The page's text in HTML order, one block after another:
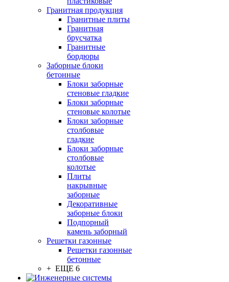
Гранитная продукция
Гранитные плиты
Гранитная
брусчатка
Гранитные
бордюры
Заборные блоки
бетонные
Блоки заборные
стеновые гладкие
Блоки заборные
стеновые колотые
Блоки заборные
столбовые
гладкие
Блоки заборные
столбовые
колотые
Плиты
накрывные
заборные
Декоративные
заборные блоки
Подпорный
камень заборный
Решетки газонные
Решетки газонные
бетонные
+ ЕЩЕ 6